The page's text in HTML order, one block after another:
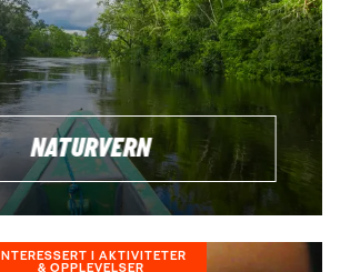
grunnleggende ferdigheter i spansk
aller fleste tilfeller vil du ha mulighet for
av eller underveis i det frivillige
MAN BETALE FOR Å JOBBE SOM
med til å dekke følgende:
NATURVERN
I AKTIVITETER
& OPPLEVELSER